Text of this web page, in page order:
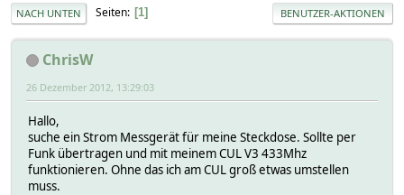
NACH UNTEN Seiten 1 BENUTZER-AKTIONEN
ChrisW
26 Dezember 2012, 13:29:03
Hallo,
suche ein Strom Messgerät für meine Steckdose. Sollte per
Funk übertragen und mit meinem CUL V3 433Mhz
funktionieren. Ohne das ich am CUL groß etwas umstellen
muss.